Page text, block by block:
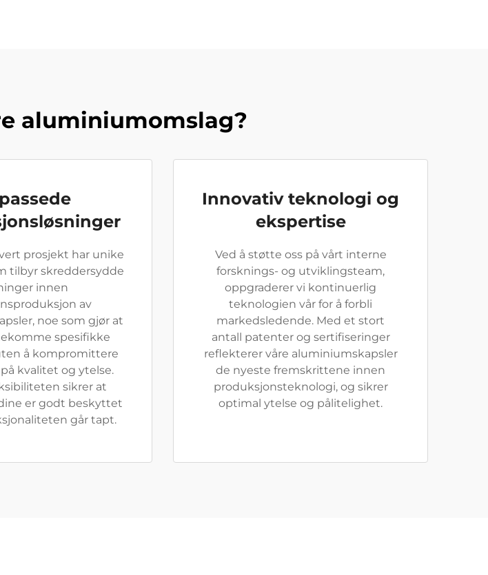
aluminiumomslag?
prosjekt har unike
tilbyr skreddersydde
innen
av
noe som gjør at
spesifikke
å kompromittere
kvalitet og ytelse.
sikrer at
er godt beskyttet
går tapt.
Innovativ teknologi og
ekspertise
Ved å støtte oss på vårt interne
forsknings- og utviklingsteam,
oppgraderer vi kontinuerlig
teknologien vår for å forbli
markedsledende. Med et stort
antall patenter og sertifiseringer
reflekterer våre aluminiumskapsler
de nyeste fremskrittene innen
produksjonsteknologi, og sikrer
optimal ytelse og pålitelighet.